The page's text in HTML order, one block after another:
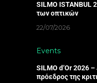
SILMO ISTANBUL
των οπτικών
22/07/2026
Events
SILMO d’Or 2026
πρόεδρος της